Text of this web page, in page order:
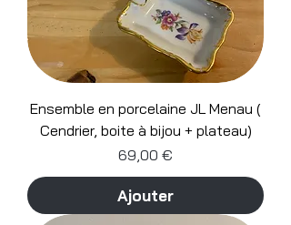
Ensemble en porcelaine JL Menau (
Cendrier, boite à bijou + plateau)
Prix
69,00 €
Ajouter